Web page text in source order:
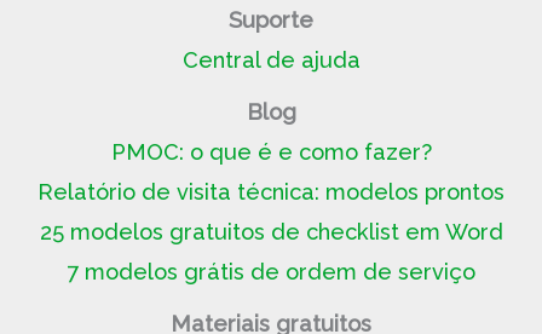
Suporte
Central de ajuda
Blog
PMOC: o que é e como fazer?
Relatório de visita técnica: modelos prontos
25 modelos gratuitos de checklist em Word
7 modelos grátis de ordem de serviço
Materiais gratuitos